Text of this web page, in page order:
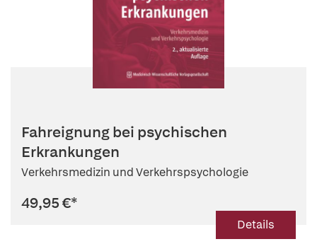
Fahreignung bei psychischen
Erkrankungen
Verkehrsmedizin und Verkehrspsychologie
49,95 €*
Details